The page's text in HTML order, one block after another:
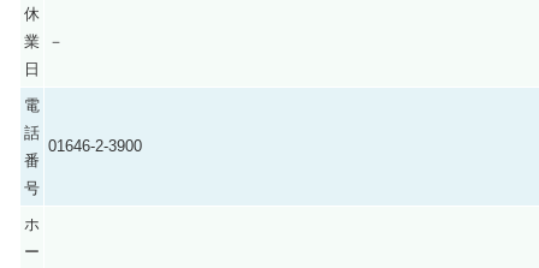
休
業
日
－
電
話
番
号
01646-2-3900
ホ
ー